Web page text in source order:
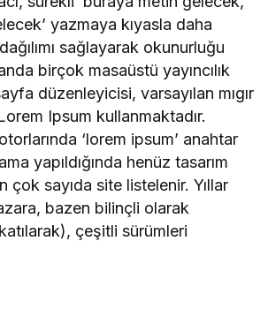
yazmaya kıyasla daha
sağlayarak okunurluğu
birçok masaüstü yayıncılık
düzenleyicisi, varsayılan mıgır
Ipsum kullanmaktadır.
‘lorem ipsum’ anahtar
yapıldığında henüz tasarım
çok sayıda site listelenir. Yıllar
bazen bilinçli olarak
çeşitli sürümleri